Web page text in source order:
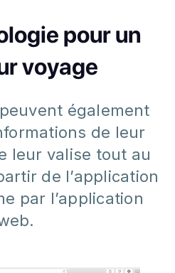
pour un
voyage
également
de leur
leur valise tout au
de l’application
par l’application